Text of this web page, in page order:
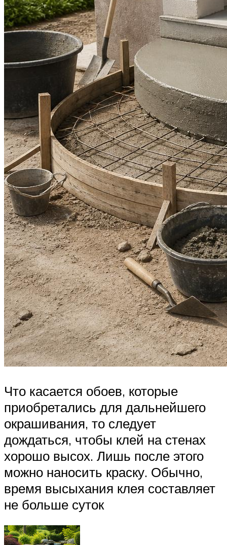
Что касается обоев, которые
приобретались для дальнейшего
окрашивания, то следует
дождаться, чтобы клей на стенах
хорошо высох. Лишь после этого
можно наносить краску. Обычно,
время высыхания клея составляет
не больше суток